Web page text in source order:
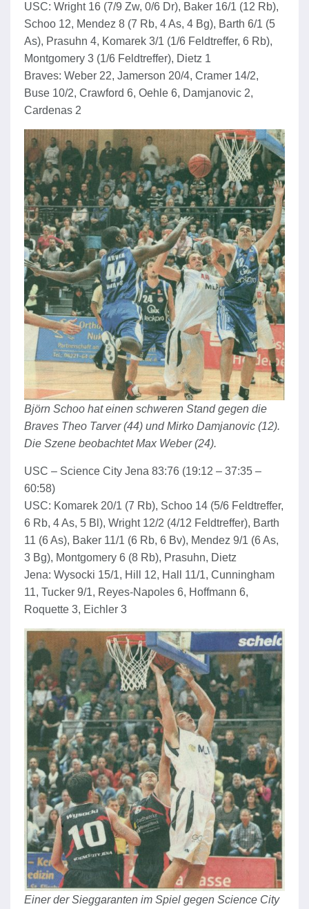
USC: Wright 16 (7/9 Zw, 0/6 Dr), Baker 16/1 (12 Rb),
Schoo 12, Mendez 8 (7 Rb, 4 As, 4 Bg), Barth 6/1 (5
As), Prasuhn 4, Komarek 3/1 (1/6 Feldtreffer, 6 Rb),
Montgomery 3 (1/6 Feldtreffer), Dietz 1
Braves: Weber 22, Jamerson 20/4, Cramer 14/2,
Buse 10/2, Crawford 6, Oehle 6, Damjanovic 2,
Cardenas 2
Björn Schoo hat einen schweren Stand gegen die
Braves Theo Tarver (44) und Mirko Damjanovic (12).
Die Szene beobachtet Max Weber (24).
USC – Science City Jena 83:76 (19:12 – 37:35 –
60:58)
USC: Komarek 20/1 (7 Rb), Schoo 14 (5/6 Feldtreffer,
6 Rb, 4 As, 5 Bl), Wright 12/2 (4/12 Feldtreffer), Barth
11 (6 As), Baker 11/1 (6 Rb, 6 Bv), Mendez 9/1 (6 As,
3 Bg), Montgomery 6 (8 Rb), Prasuhn, Dietz
Jena: Wysocki 15/1, Hill 12, Hall 11/1, Cunningham
11, Tucker 9/1, Reyes-Napoles 6, Hoffmann 6,
Roquette 3, Eichler 3
Einer der Sieggaranten im Spiel gegen Science City